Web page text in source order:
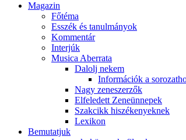
Magazin
Főtéma
Esszék és tanulmányok
Kommentár
Interjúk
Musica Aberrata
Dalolj nekem
Információk a
Nagy zeneszerzők
Elfeledett Zeneünnepek
Szakcikk hiszékenyeknek
Lexikon
Bemutatjuk